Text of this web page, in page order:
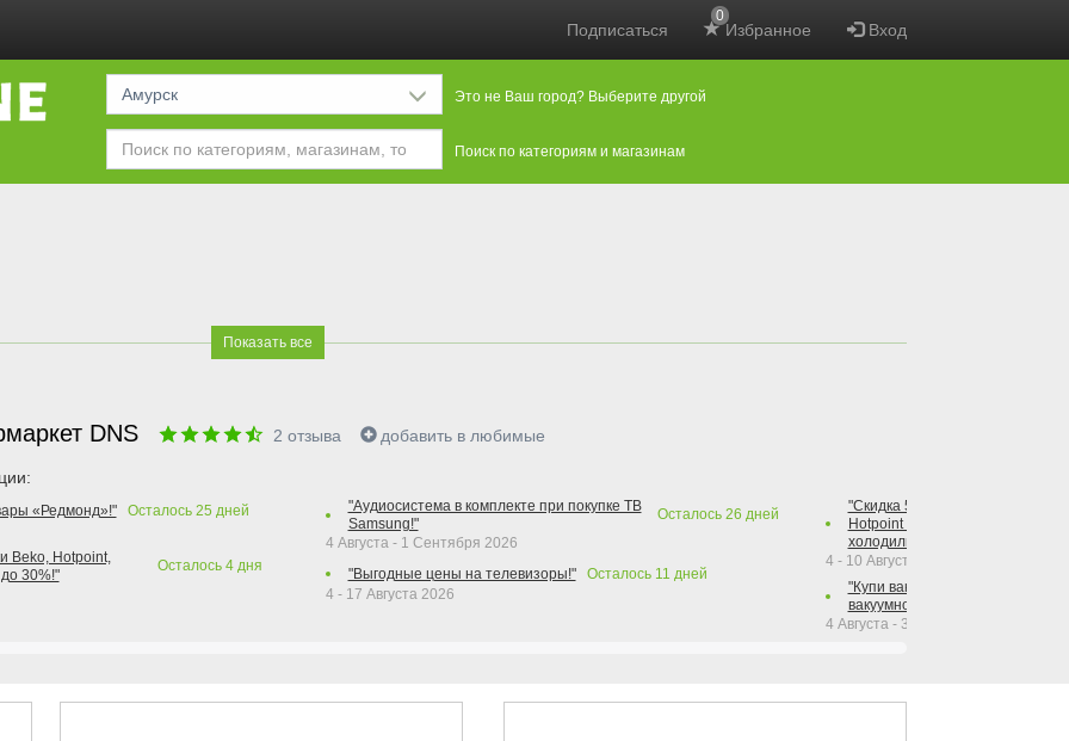
Подписаться Избранное
0
Вход
Амурск Это не Ваш город? Выберите другой
Поиск по категориям и магазинам
Показать все
DNS 2 отзыва добавить в любимые
«Редмонд»!" Осталось 25 дней
Beko, Hotpoint,
30%!"
Осталось 4дня
"Аудиосистема в комплекте при покупке ТВ
Samsung!"
Осталось 26 дней
4 Августа - 1 Сентября 2026
"Выгодные цены на телевизоры!"
Осталось 11 дней
4 - 17 Августа 2026
"Скидка 50% на варочную
Hotpoint при покупке духового
холодильника Hotpoint!"
4 - 10 Августа 2026
"Купи вакуумный упаковщик +
вакуумного упаковщика =
4 Августа - 30 Сентября 2026